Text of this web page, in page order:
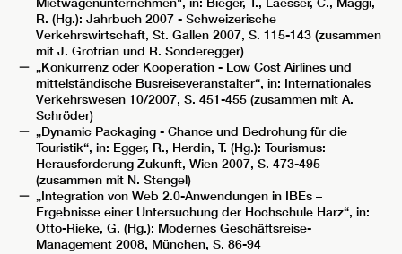
R. (Hg.): Jahrbuch 2007 - Schweizerische
Verkehrswirtschaft, St. Gallen 2007, S. 115-143 (zusammen
mit J. Grotrian und R. Sonderegger)
„Konkurrenz oder Kooperation - Low Cost Airlines und
mittelständische Busreiseveranstalter“, in: Internationales
Verkehrswesen 10/2007, S. 451-455 (zusammen mit A.
Schröder)
„Dynamic Packaging - Chance und Bedrohung für die
Touristik“, in: Egger, R., Herdin, T. (Hg.): Tourismus:
Herausforderung Zukunft, Wien 2007, S. 473-495
(zusammen mit N. Stengel)
„Integration von Web 2.0-Anwendungen in IBEs –
Ergebnisse einer Untersuchung der Hochschule Harz“, in:
Otto-Rieke, G. (Hg.): Modernes Geschäftsreise-
Management 2008, München, S. 86-94